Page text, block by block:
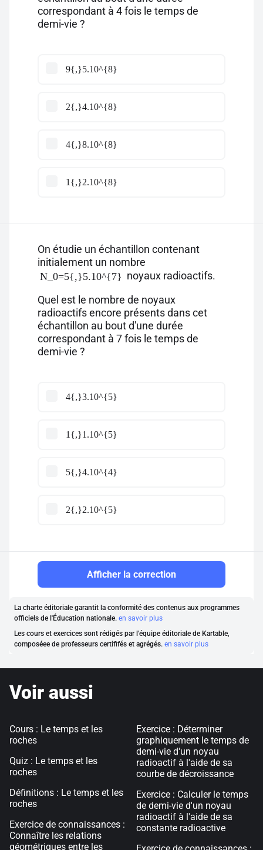
correspondant à 4 fois le temps de
demi-vie ?
9{,}5.10^{8}
2{,}4.10^{8}
4{,}8.10^{8}
1{,}2.10^{8}
On étudie un échantillon contenant
initialement un nombre
N_0=5{,}5.10^{7} noyaux radioactifs.
Quel est le nombre de noyaux
radioactifs encore présents dans cet
échantillon au bout d'une durée
correspondant à 7 fois le temps de
demi-vie ?
4{,}3.10^{5}
1{,}1.10^{5}
5{,}4.10^{4}
2{,}2.10^{5}
Afficher la correction
La charte éditoriale garantit la conformité des contenus aux programmes
officiels de l'Éducation nationale. en savoir plus
Les cours et exercices sont rédigés par l'équipe éditoriale de Kartable,
composéee de professeurs certififés et agrégés. en savoir plus
Voir aussi
Cours : Le temps et les
roches
Quiz : Le temps et les
roches
Définitions : Le temps et les
roches
Exercice de connaissances :
Connaître les relations
géométriques entre les
Exercice : Déterminer
graphiquement le temps de
demi-vie d'un noyau
radioactif à l'aide de sa
courbe de décroissance
Exercice : Calculer le temps
de demi-vie d'un noyau
radioactif à l'aide de sa
constante radioactive